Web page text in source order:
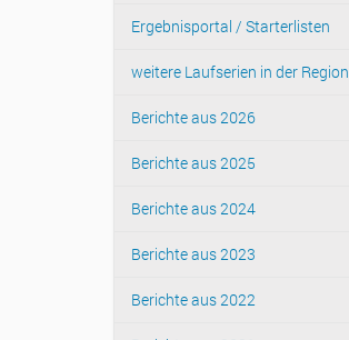
Ergebnisportal / Starterlisten
weitere Laufserien in der Region
Berichte aus 2026
Berichte aus 2025
Berichte aus 2024
Berichte aus 2023
Berichte aus 2022